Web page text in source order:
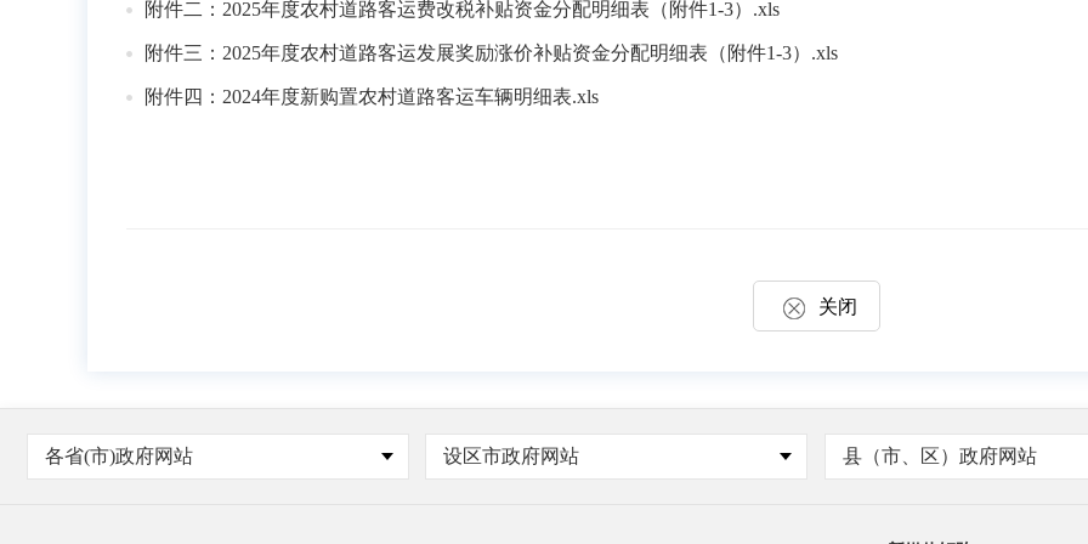
附件二：2025年度农村道路客运费改税补贴资金分配明细表（附件1-3）.xls
附件三：2025年度农村道路客运发展奖励涨价补贴资金分配明细表（附件1-3）.xls
附件四：2024年度新购置农村道路客运车辆明细表.xls
关闭
各省(市)政府网站 设区市政府网站 县（市、区）政府网站